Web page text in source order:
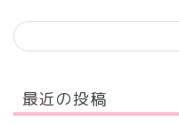
最近の投稿